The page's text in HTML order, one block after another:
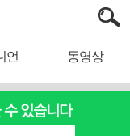
언 동영상